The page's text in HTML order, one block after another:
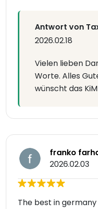
Antwort von
2026.02.18
Vielen lieben
Worte. Alles
wünscht das
franko
2026.02.03
The best in germany